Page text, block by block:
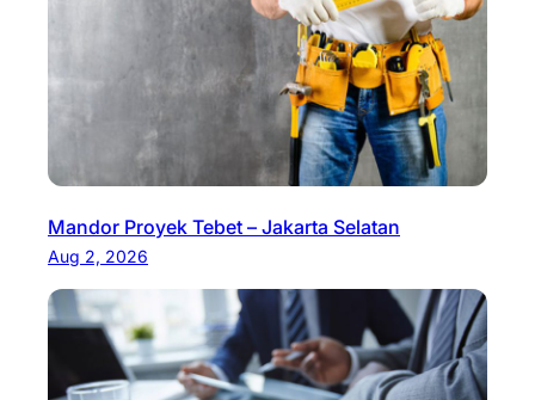
Mandor Proyek Tebet – Jakarta Selatan
Aug 2, 2026